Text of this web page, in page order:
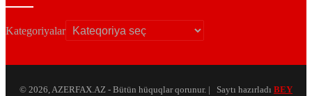
Kategoriyalar
© 2026, AZERFAX.AZ - Bütün hüquqlar qorunur. | Saytı hazırladı BEY